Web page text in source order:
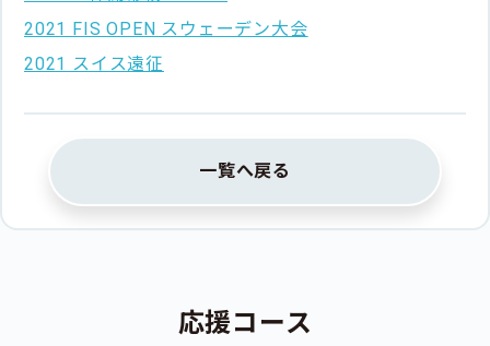
2021 FIS OPEN スウェーデン大会
2021 スイス遠征
一覧へ戻る
応援コース